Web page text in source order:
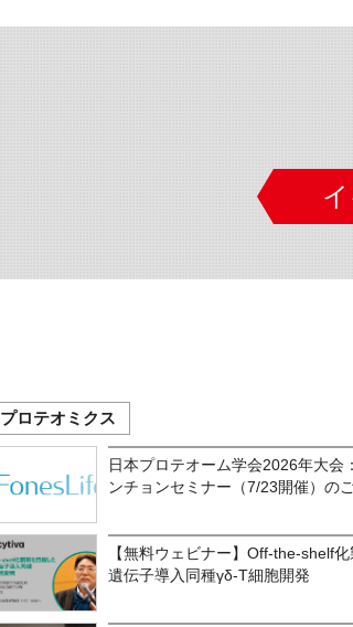
プロテオミクス
日本プロテオーム学会2026年大会
ンチョンセミナー（7/23開催）の
【無料ウェビナー】Off-the-shelf
遺伝子導入同種γδ-T細胞開発